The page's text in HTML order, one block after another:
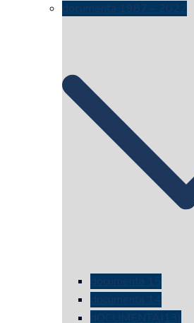
documenta 1987 – 2022
documenta 15
documenta 14
dOCUMENTA(13)